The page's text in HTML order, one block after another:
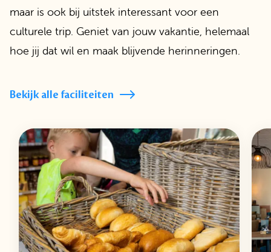
maar is ook bij uitstek interessant voor een
culturele trip. Geniet van jouw vakantie, helemaal
hoe jij dat wil en maak blijvende herinneringen.
Bekijk alle faciliteiten